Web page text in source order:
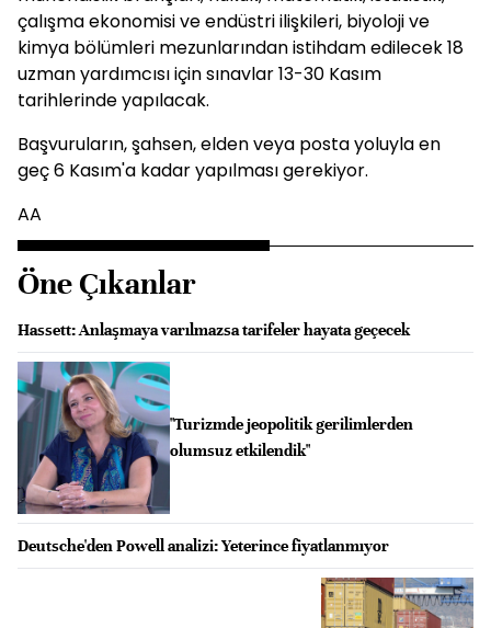
çalışma ekonomisi ve endüstri ilişkileri, biyoloji ve
kimya bölümleri mezunlarından istihdam edilecek 18
uzman yardımcısı için sınavlar 13-30 Kasım
tarihlerinde yapılacak.
Başvuruların, şahsen, elden veya posta yoluyla en
geç 6 Kasım'a kadar yapılması gerekiyor.
AA
Öne Çıkanlar
Hassett: Anlaşmaya varılmazsa tarifeler hayata geçecek
"Turizmde jeopolitik gerilimlerden
olumsuz etkilendik"
Deutsche'den Powell analizi: Yeterince fiyatlanmıyor